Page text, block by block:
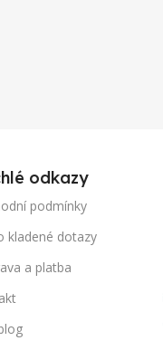
odkazy
podmínky
kladené dotazy
a platba